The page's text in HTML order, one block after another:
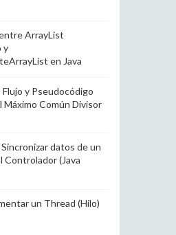
ArrayList
y
en Java
Flujo y Pseudocódigo
Máximo Común Divisor
datos de un
Controlador (Java
un Thread (Hilo)